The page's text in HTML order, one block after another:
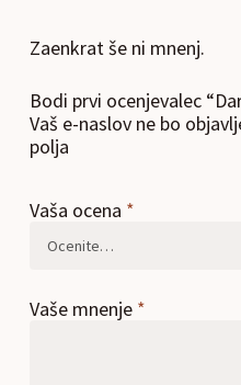
Zaenkrat še ni mnenj.
Bodi prvi ocenjevalec
Vaš e-naslov ne bo
polja
Vaša ocena *
Vaše mnenje *